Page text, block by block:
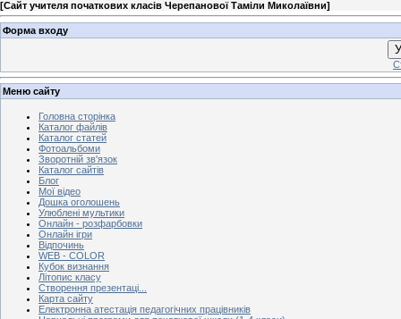
[Сайт учителя початкових класів Черепанової Таміли Миколаївни]
Форма входу
Меню сайту
Головна сторінка
Каталог файлів
Каталог статей
Фотоальбоми
Зворотній зв'язок
Каталог сайтів
Блог
Мої відео
Дошка оголошень
Улюблені мультики
Онлайн - розфарбовки
Онлайн ігри
Відпочинь
WEB - COLOR
Кубок визнання
Літопис класу
Створення презентаці...
Карта сайту
Електронна атестація педагогічних працівників